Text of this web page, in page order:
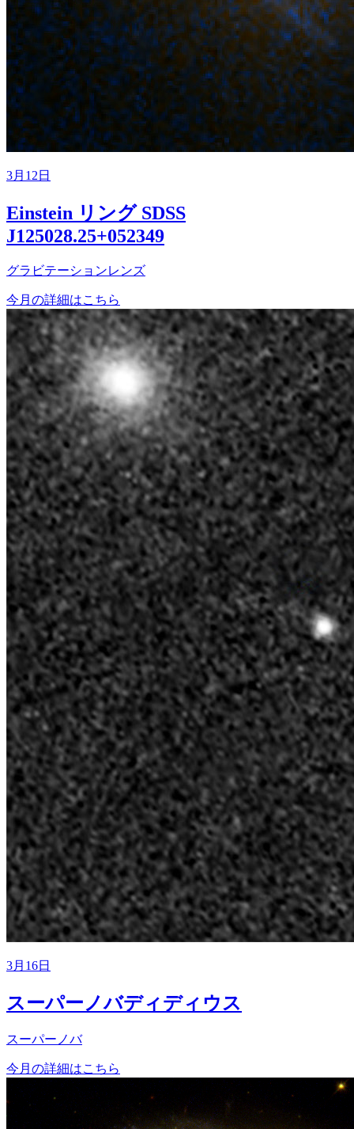
3月12日
Einstein リング SDSS
J125028.25+052349
グラビテーションレンズ
今月の詳細はこちら
3月16日
スーパーノバディディウス
スーパーノバ
今月の詳細はこちら